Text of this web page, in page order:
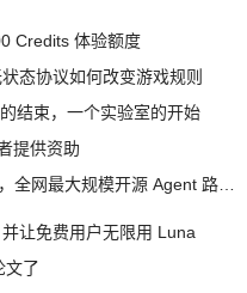
Credits 体验额度
态协议如何改变游戏规则
结束，一个实验室的开始
提供资助
让免费用户无限用 Luna
文了